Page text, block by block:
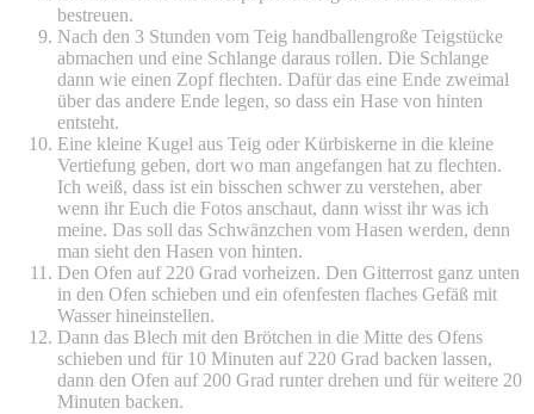
bestreuen.
Nach den 3 Stunden vom Teig handballengroße Teigstücke
abmachen und eine Schlange daraus rollen. Die Schlange
dann wie einen Zopf flechten. Dafür das eine Ende zweimal
über das andere Ende legen, so dass ein Hase von hinten
entsteht.
Eine kleine Kugel aus Teig oder Kürbiskerne in die kleine
Vertiefung geben, dort wo man angefangen hat zu flechten.
Ich weiß, dass ist ein bisschen schwer zu verstehen, aber
wenn ihr Euch die Fotos anschaut, dann wisst ihr was ich
meine. Das soll das Schwänzchen vom Hasen werden, denn
man sieht den Hasen von hinten.
Den Ofen auf 220 Grad vorheizen. Den Gitterrost ganz unten
in den Ofen schieben und ein ofenfesten flaches Gefäß mit
Wasser hineinstellen.
Dann das Blech mit den Brötchen in die Mitte des Ofens
schieben und für 10 Minuten auf 220 Grad backen lassen,
dann den Ofen auf 200 Grad runter drehen und für weitere 20
Minuten backen.